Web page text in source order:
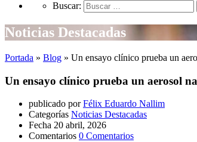
Buscar:
Noticias Destacadas
Portada » Blog » Un ensayo clínico prueba un
Un ensayo clínico prueba un aerosol
publicado por Félix Eduardo Nallim
Categorías Noticias Destacadas
Fecha 20 abril, 2026
Comentarios 0 Comentarios